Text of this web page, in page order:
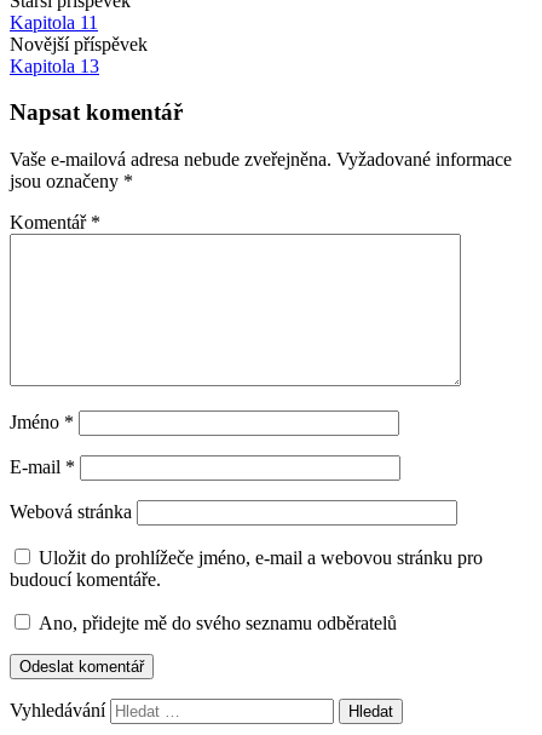
Kapitola 11
Novější příspěvek
Kapitola 13
Napsat komentář
Vaše e-mailová adresa nebude zveřejněna. Vyžadované informace
jsou označeny *
Komentář *
Jméno *
E-mail *
Webová stránka
Uložit do prohlížeče jméno, e-mail a webovou stránku pro
budoucí komentáře.
Ano, přidejte mě do svého seznamu odběratelů
Vyhledávání